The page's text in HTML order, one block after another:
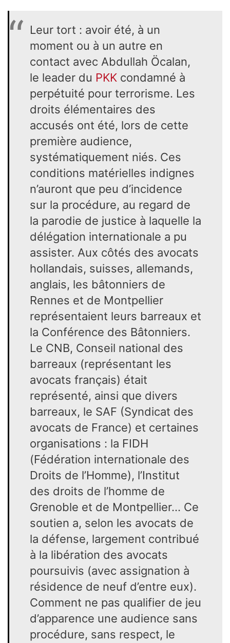
Leur tort : avoir été, à un
moment ou à un autre en
contact avec Abdullah Öcalan,
le leader du PKK condamné à
perpétuité pour terrorisme. Les
droits élémentaires des
accusés ont été, lors de cette
première audience,
systématiquement niés. Ces
conditions matérielles indignes
n’auront que peu d’incidence
sur la procédure, au regard de
la parodie de justice à laquelle la
délégation internationale a pu
assister. Aux côtés des avocats
hollandais, suisses, allemands,
anglais, les bâtonniers de
Rennes et de Montpellier
représentaient leurs barreaux et
la Conférence des Bâtonniers.
Le CNB, Conseil national des
barreaux (représentant les
avocats français) était
représenté, ainsi que divers
barreaux, le SAF (Syndicat des
avocats de France) et certaines
organisations : la FIDH
(Fédération internationale des
Droits de l’Homme), l’Institut
des droits de l’homme de
Grenoble et de Montpellier… Ce
soutien a, selon les avocats de
la défense, largement contribué
à la libération des avocats
poursuivis (avec assignation à
résidence de neuf d’entre eux).
Comment ne pas qualifier de jeu
d’apparence une audience sans
procédure, sans respect, le